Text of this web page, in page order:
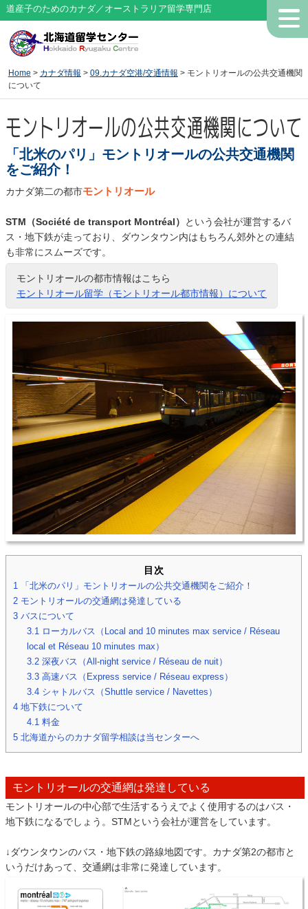
道産子のためのカナダ／オーストラリア留学専門店
Home > カナダ情報 > 09.カナダ空港/交通情報 > モントリオールの公共交通機関
について
モントリオールの公共交通機関について
「北米のパリ」モントリオールの公共交通機関
をご紹介！
カナダ第二の都市モントリオール
STM（Société de transport Montréal）
という会社が運営するバ
ス・地下鉄が走っており、ダウンタウン内はもちろん郊外との連結
も非常にスムーズです。
モントリオールの都市情報はこちら
モントリオール留学（モントリオール都市情報）について
目次
1 「北米のパリ」モントリオールの公共交通機関をご紹介！
2 モントリオールの交通網は発達している
3 バスについて
3.1 ローカルバス（Local and 10 minutes max service / Réseau
local et Réseau 10 minutes max）
3.2 深夜バス（All-night service / Réseau de nuit）
3.3 高速バス（Express service / Réseau express）
3.4 シャトルバス（Shuttle service / Navettes）
4 地下鉄について
4.1 料金
5 北海道からのカナダ留学相談は当センターへ
モントリオールの交通網は発達している
モントリオールの中心部で生活するうえでよく使用するのはバス・
地下鉄になるでしょう。STMという会社が運営をしています。
↓ダウンタウンのバス・地下鉄の路線地図です。カナダ第2の都市と
いうだけあって、交通網は非常に発達しています。